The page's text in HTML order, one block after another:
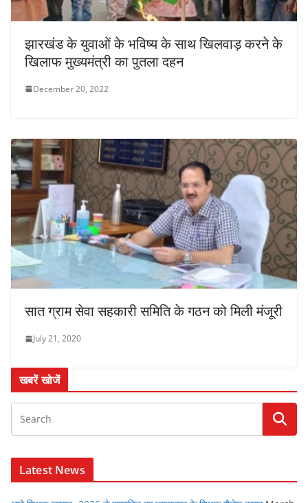
झारखंड के युवाओं के भविष्य के साथ खिलवाड़ करने के
खिलाफ मुख्यमंत्री का पुतला दहन
December 20, 2022
सात ग्राम सेवा सहकारी समिति के गठन को मिली मंजूरी
July 21, 2020
खबरें खोजें
Latest News